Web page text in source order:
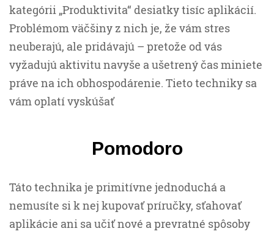
kategórii „Produktivita“ desiatky tisíc aplikácií.
Problémom väčšiny z nich je, že vám stres
neuberajú, ale pridávajú – pretože od vás
vyžadujú aktivitu navyše a ušetrený čas miniete
práve na ich obhospodárenie. Tieto techniky sa
vám oplatí vyskúšať
Pomodoro
Táto technika je primitívne jednoduchá a
nemusíte si k nej kupovať príručky, sťahovať
aplikácie ani sa učiť nové a prevratné spôsoby